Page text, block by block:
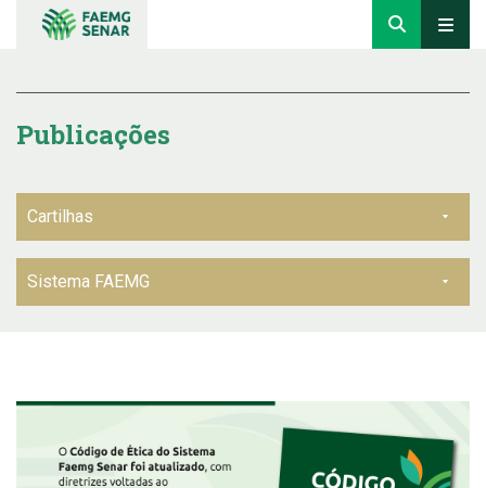
Publicações